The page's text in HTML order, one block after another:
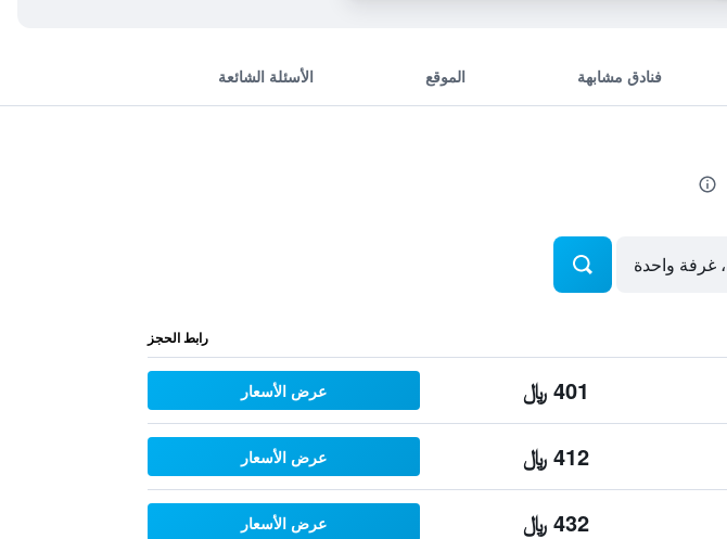
فنادق مشابهة الموقع الأسئلة الشائعة
رابط الحجز
401 ﷼ عرض الأسعار
412 ﷼ عرض الأسعار
432 ﷼ عرض الأسعار